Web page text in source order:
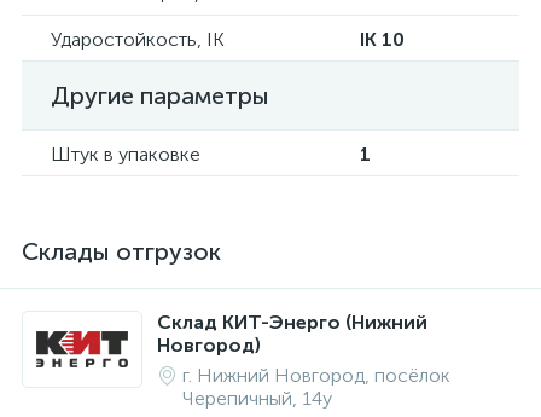
Ударостойкость, IK
IK 10
Другие параметры
Штук в упаковке 1
Склады отгрузок
Склад КИТ-Энерго (Нижний
Новгород)
г. Нижний Новгород, посёлок
Черепичный, 14у